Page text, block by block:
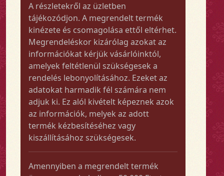
A részletekről az üzletben
tájékozódjon. A megrendelt termék
kinézete és csomagolása ettől eltérhet.
Megrendeléskor kizárólag azokat az
információkat kérjük vásárlóinktól,
amelyek feltétlenül szükségesek a
rendelés lebonyolításához. Ezeket az
adatokat harmadik fél számára nem
adjuk ki. Ez alól kivételt képeznek azok
az információk, melyek az adott
termék kézbesítéséhez vagy
kiszállításához szükségesek.
Amennyiben a megrendelt termék